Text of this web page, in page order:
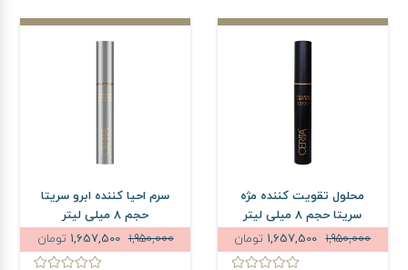
محلول تقویت کننده مژه
سریتا حجم 8 میلی لیتر
1,950,000
تومان
سرم احیا کننده ابرو سریتا
حجم 8 میلی لیتر
1,950,000
1,657,500 تومان